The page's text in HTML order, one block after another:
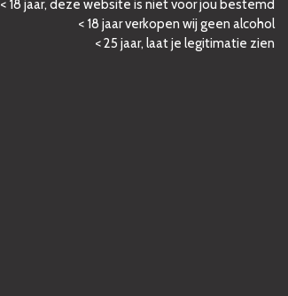
< 18 jaar, deze website is niet voor jou bestemd
< 18 jaar verkopen wij geen alcohol
< 25 jaar, laat je legitimatie zien